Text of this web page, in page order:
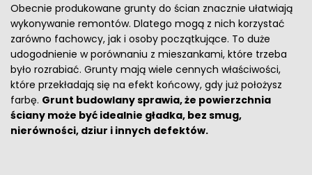
Obecnie produkowane grunty do ścian znacznie ułatwiają
wykonywanie remontów. Dlatego mogą z nich korzystać
zarówno fachowcy, jak i osoby początkujące. To duże
udogodnienie w porównaniu z mieszankami, które trzeba
było rozrabiać. Grunty mają wiele cennych właściwości,
które przekładają się na efekt końcowy, gdy już położysz
farbę. Grunt budowlany sprawia, że powierzchnia
ściany może być idealnie gładka, bez smug,
nierówności, dziur i innych defektów.